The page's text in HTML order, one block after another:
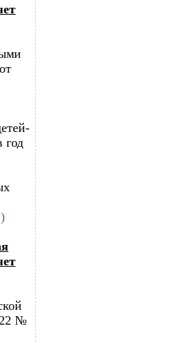
год
№